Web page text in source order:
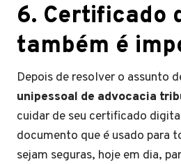
6. Certificado
também é
Depois de resolver o assunto
unipessoal de advocacia
cuidar de seu certificado
documento que é usado para
sejam seguras, hoje em dia,